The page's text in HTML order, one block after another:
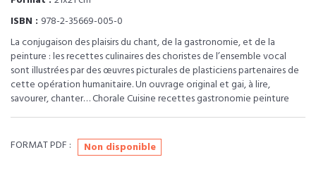
ISBN : 978-2-35669-005-0
La conjugaison des plaisirs du chant, de la gastronomie, et de la
peinture : les recettes culinaires des choristes de l’ensemble vocal
sont illustrées par des œuvres picturales de plasticiens partenaires de
cette opération humanitaire. Un ouvrage original et gai, à lire,
savourer, chanter… Chorale Cuisine recettes gastronomie peinture
FORMAT PDF :
Non disponible